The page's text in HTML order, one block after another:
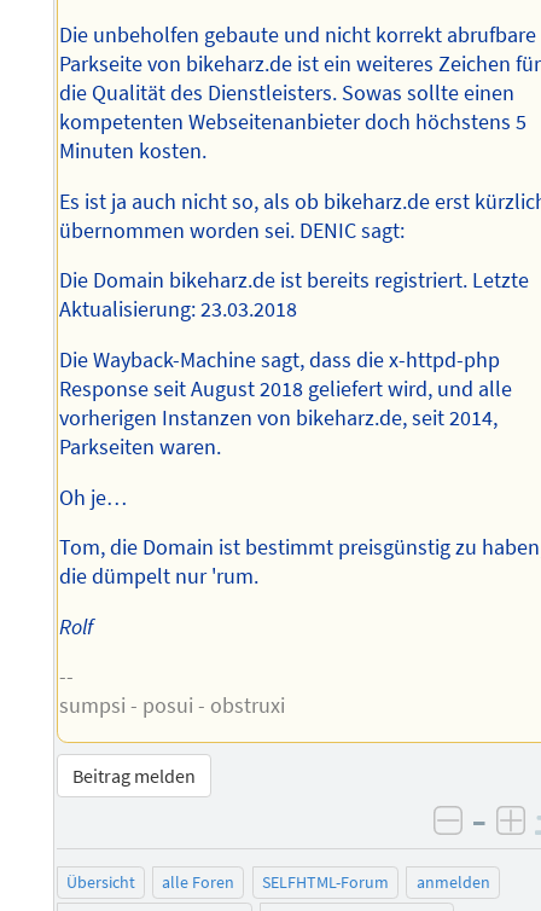
Die unbeholfen gebaute und nicht korrekt abrufbare
Parkseite von bikeharz.de ist ein weiteres Zeichen für
die Qualität des Dienstleisters. Sowas sollte einen
kompetenten Webseitenanbieter doch höchstens 5
Minuten kosten.
Es ist ja auch nicht so, als ob bikeharz.de erst
übernommen worden sei. DENIC sagt:
Die Domain bikeharz.de ist bereits registriert. Letzte
Aktualisierung: 23.03.2018
Die Wayback-Machine sagt, dass die x-httpd-php
Response seit August 2018 geliefert wird, und alle
vorherigen Instanzen von bikeharz.de, seit 2014,
Parkseiten waren.
Oh je…
Tom, die Domain ist bestimmt preisgünstig zu
die dümpelt nur 'rum.
Rolf
--
sumpsi - posui - obstruxi
Beitrag melden
–
Übersicht alle Foren SELFHTML-Forum
anmelden